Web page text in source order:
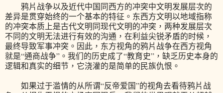
鸦片战争以及近代中国同西方的冲突中文明发展层次的
差异是贯穿始终的一个基本的特征。东西方文明以地域指称
的冲突本质上是古代文明同现代文明的冲突，两种发展层次
不同的文明无法进行有效的沟通，在利益尖锐矛盾的时候，
最终导致军事冲突。因此，东方视角的鸦片战争在西方视角
就是“通商战争”。我们的历史成了“教育史”，缺乏历史本身的
逻辑和真实的细节，它浇灌的是简单的民族仇恨。
如果过于滥情的从所谓“反帝爱国”的视角去看待鸦片战